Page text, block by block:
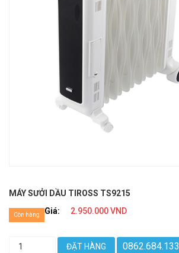
MÁY SƯỞI DẦU TIROSS TS9215
Giá:
2.950.000 VND
Còn hàng
ĐẶT HÀNG 0862.684.133